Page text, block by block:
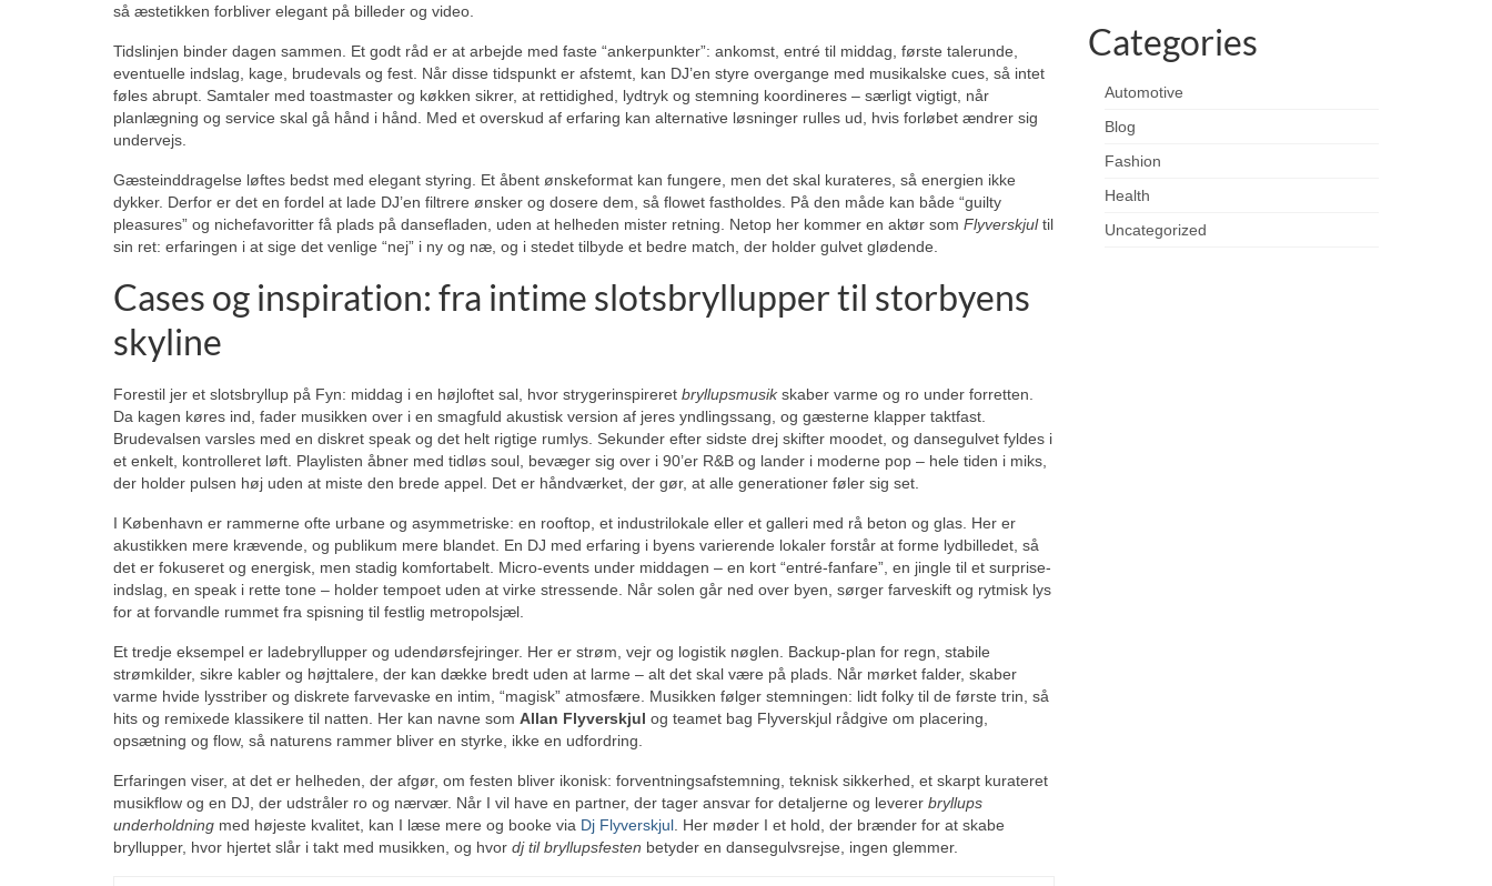
så æstetikken forbliver elegant på billeder og video.
Tidslinjen binder dagen sammen. Et godt råd er at arbejde med faste “ankerpunkter”: ankomst, entré til middag, første talerunde,
eventuelle indslag, kage, brudevals og fest. Når disse tidspunkt er afstemt, kan DJ’en styre overgange med musikalske cues, så intet
føles abrupt. Samtaler med toastmaster og køkken sikrer, at rettidighed, lydtryk og stemning koordineres – særligt vigtigt, når
planlægning og service skal gå hånd i hånd. Med et overskud af erfaring kan alternative løsninger rulles ud, hvis forløbet ændrer sig
undervejs.
Gæsteinddragelse løftes bedst med elegant styring. Et åbent ønskeformat kan fungere, men det skal kurateres, så energien ikke
dykker. Derfor er det en fordel at lade DJ’en filtrere ønsker og dosere dem, så flowet fastholdes. På den måde kan både “guilty
pleasures” og nichefavoritter få plads på dansefladen, uden at helheden mister retning. Netop her kommer en aktør som Flyverskjultil
sin ret: erfaringen i at sige det venlige “nej” i ny og næ, og i stedet tilbyde et bedre match, der holder gulvet glødende.
Cases og inspiration: fra intime slotsbryllupper til storbyens
skyline
Forestil jer et slotsbryllup på Fyn: middag i en højloftet sal, hvor strygerinspireret bryllupsmusikskaber varme og ro under forretten.
Da kagen køres ind, fader musikken over i en smagfuld akustisk version af jeres yndlingssang, og gæsterne klapper taktfast.
Brudevalsen varsles med en diskret speak og det helt rigtige rumlys. Sekunder efter sidste drej skifter moodet, og dansegulvet fyldes i
et enkelt, kontrolleret løft. Playlisten åbner med tidløs soul, bevæger sig over i 90’er R&B og lander i moderne pop – hele tiden i miks,
der holder pulsen høj uden at miste den brede appel. Det er håndværket, der gør, at alle generationer føler sig set.
I København er rammerne ofte urbane og asymmetriske: en rooftop, et industrilokale eller et galleri med rå beton og glas. Her er
akustikken mere krævende, og publikum mere blandet. En DJ med erfaring i byens varierende lokaler forstår at forme lydbilledet, så
det er fokuseret og energisk, men stadig komfortabelt. Micro-events under middagen – en kort “entré-fanfare”, en jingle til et surprise-
indslag, en speak i rette tone – holder tempoet uden at virke stressende. Når solen går ned over byen, sørger farveskift og rytmisk lys
for at forvandle rummet fra spisning til festlig metropolsjæl.
Et tredje eksempel er ladebryllupper og udendørsfejringer. Her er strøm, vejr og logistik nøglen. Backup-plan for regn, stabile
strømkilder, sikre kabler og højttalere, der kan dække bredt uden at larme – alt det skal være på plads. Når mørket falder, skaber
varme hvide lysstriber og diskrete farvevaske en intim, “magisk” atmosfære. Musikken følger stemningen: lidt folky til de første trin, så
hits og remixede klassikere til natten. Her kan navne som Allan Flyverskjul og teamet bag Flyverskjul rådgive om placering,
opsætning og flow, så naturens rammer bliver en styrke, ikke en udfordring.
Erfaringen viser, at det er helheden, der afgør, om festen bliver ikonisk: forventningsafstemning, teknisk sikkerhed, et skarpt kurateret
musikflow og en DJ, der udstråler ro og nærvær. Når I vil have en partner, der tager ansvar for detaljerne og leverer bryllups
underholdning med højeste kvalitet, kan I læse mere og booke via Dj Flyverskjul . Her møder I et hold, der brænder for at skabe
bryllupper, hvor hjertet slår i takt med musikken, og hvor dj til bryllupsfesten betyder en dansegulvsrejse, ingen glemmer.
Categories
Automotive
Blog
Fashion
Health
Uncategorized